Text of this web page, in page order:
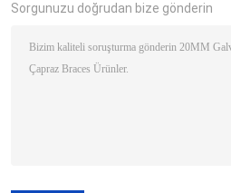
Sorgunuzu doğrudan bize gönderin